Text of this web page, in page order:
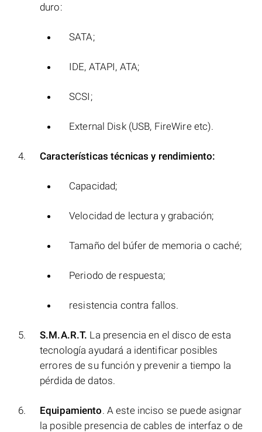
duro:
SATA;
IDE, ATAPI, ATA;
SCSI;
External Disk (USB, FireWire etc).
Características técnicas y rendimiento:
Capacidad;
Velocidad de lectura y grabación;
Tamaño del búfer de memoria o caché;
Periodo de respuesta;
resistencia contra fallos.
S.M.A.R.T. La presencia en el disco de esta
tecnología ayudará a identificar posibles
errores de su función y prevenir a tiempo la
pérdida de datos.
Equipamiento. A este inciso se puede asignar
la posible presencia de cables de interfaz o de